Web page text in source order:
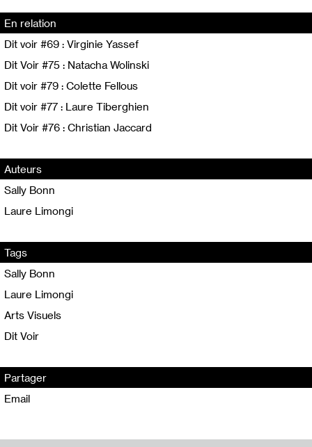
En relation
Dit voir #69 : Virginie Yassef
Dit Voir #75 : Natacha Wolinski
Dit voir #79 : Colette Fellous
Dit voir #77 : Laure Tiberghien
Dit Voir #76 : Christian Jaccard
Auteurs
Sally Bonn
Laure Limongi
Tags
Sally Bonn
Laure Limongi
Arts Visuels
Dit Voir
Partager
Email